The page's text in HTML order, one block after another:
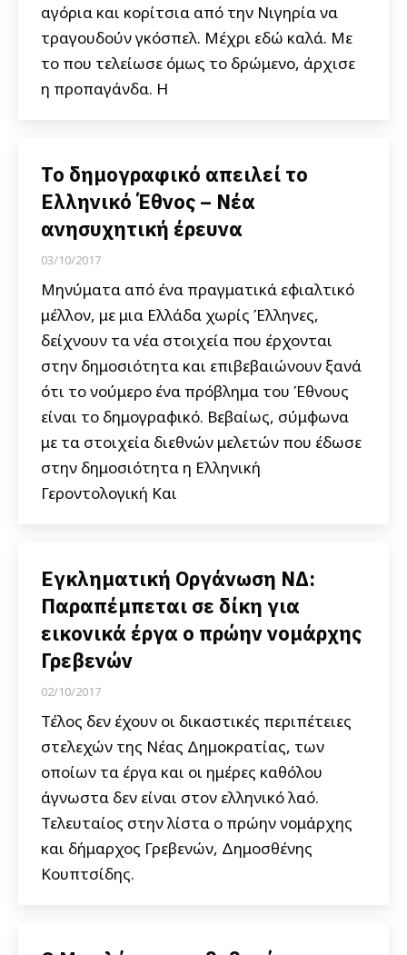
αγόρια και κορίτσια από την Νιγηρία να
τραγουδούν γκόσπελ. Μέχρι εδώ καλά. Με
το που τελείωσε όμως το δρώμενο, άρχισε
η προπαγάνδα. Η
Το δημογραφικό απειλεί το
Ελληνικό Έθνος – Νέα
ανησυχητική έρευνα
03/10/2017
Μηνύματα από ένα πραγματικά εφιαλτικό
μέλλον, με μια Ελλάδα χωρίς Έλληνες,
δείχνουν τα νέα στοιχεία που έρχονται
στην δημοσιότητα και επιβεβαιώνουν ξανά
ότι το νούμερο ένα πρόβλημα του Έθνους
είναι το δημογραφικό. Βεβαίως, σύμφωνα
με τα στοιχεία διεθνών μελετών που έδωσε
στην δημοσιότητα η Ελληνική
Γεροντολογική Και
Εγκληματική Οργάνωση ΝΔ:
Παραπέμπεται σε δίκη για
εικονικά έργα ο πρώην νομάρχης
Γρεβενών
02/10/2017
Τέλος δεν έχουν οι δικαστικές περιπέτειες
στελεχών της Νέας Δημοκρατίας, των
οποίων τα έργα και οι ημέρες καθόλου
άγνωστα δεν είναι στον ελληνικό λαό.
Τελευταίος στην λίστα ο πρώην νομάρχης
και δήμαρχος Γρεβενών, Δημοσθένης
Κουπτσίδης.